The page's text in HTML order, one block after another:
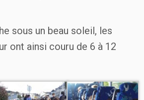
sous un beau soleil, les
ont ainsi couru de 6 à 12